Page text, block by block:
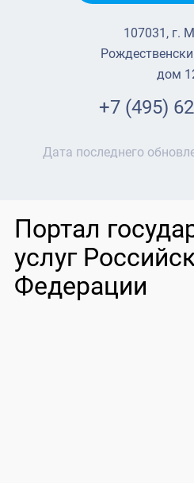
107031, г.
дом
+7 (495)
Дата последнего
Портал
услуг
Федерации